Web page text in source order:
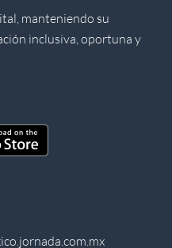
manteniendo su
inclusiva, oportuna y